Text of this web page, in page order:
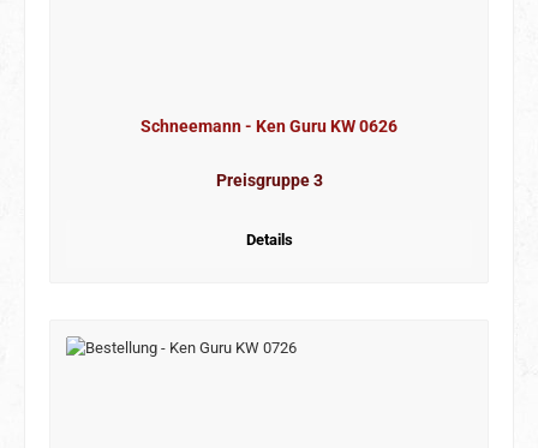
Schneemann - Ken Guru KW 0626
Preisgruppe 3
Details